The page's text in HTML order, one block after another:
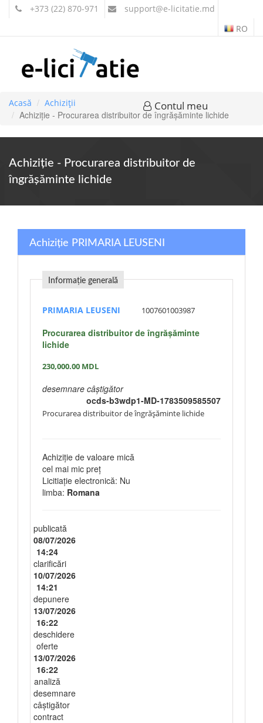
+373 (22) 870-971 support@e-licitatie.md
RO
Contul meu
Acasă Achiziții
Achiziție - Procurarea distribuitor de îngrășăminte lichide
Achiziție - Procurarea distribuitor de
îngrășăminte lichide
Achiziție PRIMARIA LEUSENI
Informație generală
PRIMARIA LEUSENI 1007601003987
Procurarea distribuitor de îngrășăminte
lichide
230,000.00 MDL
desemnare câștigător
ocds-b3wdp1-MD-1783509585507
Procurarea distribuitor de îngrășăminte lichide
Achiziție de valoare mică
cel mai mic preț
Licitiație electronică: Nu
limba: Romana
publicată
08/07/2026
14:24
clarificări
10/07/2026
14:21
depunere
13/07/2026
16:22
deschidere
oferte
13/07/2026
16:22
analiză
desemnare
câștigător
contract